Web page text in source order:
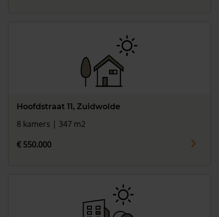
Hoofdstraat 11, Zuidwolde
8 kamers | 347 m2
€ 550.000